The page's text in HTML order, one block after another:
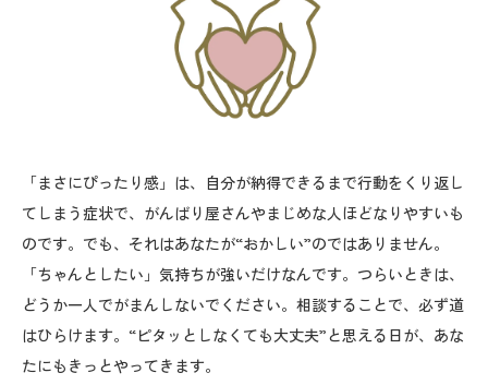
「まさにぴったり感」は、自分が納得できるまで行動をくり返し
てしまう症状で、がんばり屋さんやまじめな人ほどなりやすいも
のです。でも、それはあなたが“おかしい”のではありません。
「ちゃんとしたい」気持ちが強いだけなんです。つらいときは、
どうか一人でがまんしないでください。相談することで、必ず道
はひらけます。“ピタッとしなくても大丈夫”と思える日が、あな
たにもきっとやってきます。